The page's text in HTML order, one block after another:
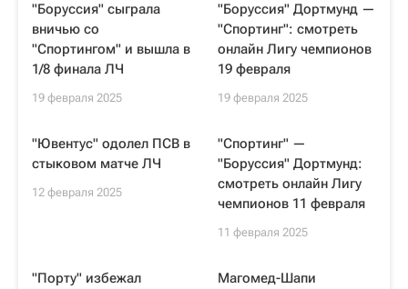
"Боруссия" сыграла
вничью со
"Спортингом" и вышла в
1/8 финала ЛЧ
19 февраля 2025
"Боруссия" Дортмунд —
"Спортинг": смотреть
онлайн Лигу чемпионов
19 февраля
19 февраля 2025
"Ювентус" одолел ПСВ в
стыковом матче ЛЧ
12 февраля 2025
"Спортинг" —
"Боруссия" Дортмунд:
смотреть онлайн Лигу
чемпионов 11 февраля
11 февраля 2025
"Порту" избежал
Магомед-Шапи